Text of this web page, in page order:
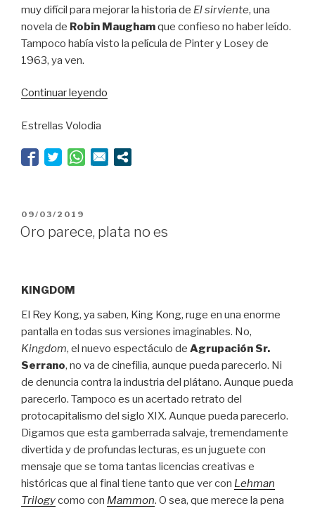
muy difícil para mejorar la historia de El sirviente, una
novela de Robin Maughamque confieso no haber leído.
Tampoco había visto la película de Pinter y Losey de
1963, ya ven.
Continuar leyendo
Estrellas Volodia
PUBLICADO
EL
09/03/2019
Oro parece, plata no es
KINGDOM
El Rey Kong, ya saben, King Kong, ruge en una enorme
pantalla en todas sus versiones imaginables. No,
Kingdom, el nuevo espectáculo de Agrupación Sr.
Serrano, no va de cinefilia, aunque pueda parecerlo. Ni
de denuncia contra la industria del plátano. Aunque pueda
parecerlo. Tampoco es un acertado retrato del
protocapitalismo del siglo XIX. Aunque pueda parecerlo.
Digamos que esta gamberrada salvaje, tremendamente
divertida y de profundas lecturas, es un juguete con
mensaje que se toma tantas licencias creativas e
históricas que al final tiene tanto que ver con Lehman
Trilogycomo con Mammon. O sea, que merece la pena